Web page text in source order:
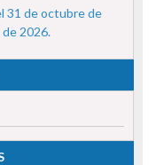
31 de octubre de
2026.